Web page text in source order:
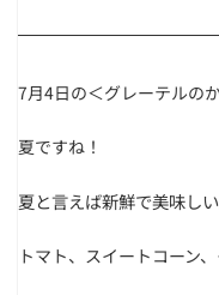
7月4日の＜グレーテルの
夏ですね！
夏と言えば新鮮で美味し
トマト、スイートコーン